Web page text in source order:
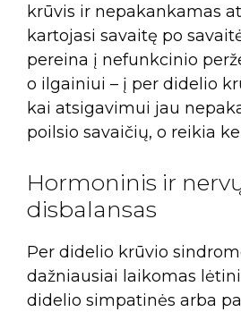
krūvis ir nepakankamas
kartojasi savaitę po
pereina į nefunkcinio
o ilgainiui – į per didelio
kai atsigavimui jau
poilsio savaičių, o reikia
Hormoninis ir
disbalansas
Per didelio krūvio
dažniausiai laikomas
didelio simpatinės arba